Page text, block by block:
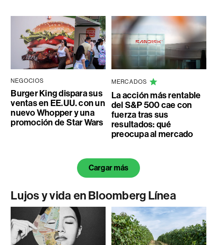
NEGOCIOS
Burger King dispara sus
ventas en EE.UU. con un
nuevo Whopper y una
promoción de Star Wars
MERCADOS
La acción más rentable
del S&P 500 cae con
fuerza tras sus
resultados: qué
preocupa al mercado
Cargar más
Lujos y vida en Bloomberg Línea